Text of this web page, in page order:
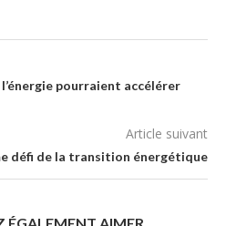
pourraient accélérer
Article suivant
défi de la transition énergétique